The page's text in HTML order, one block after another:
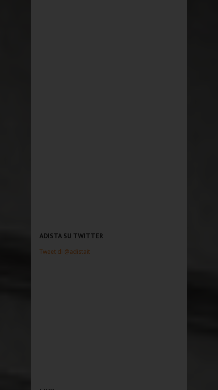
ADISTA SU TWITTER
Tweet di @adistait